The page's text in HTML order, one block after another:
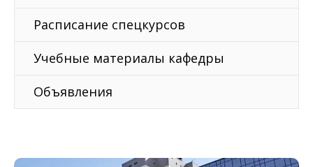
Расписание спецкурсов
Учебные материалы кафедры
Объявления